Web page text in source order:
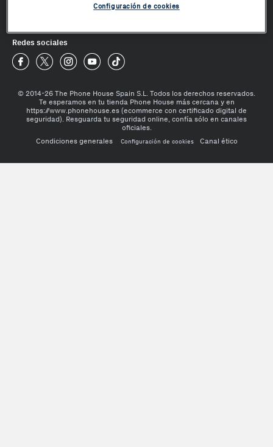
Redes sociales
Phone House Facebook
Phone House Twitter
Phone House Instagram
Phone House Youtube
© 2014-26 The Phone House Spain S.L. Todos los derechos reservados.
Te esperamos en tu tienda Phone House más cercana y en
https://www.phonehouse.es (ecommerce con certificado digital de
seguridad). Resguarda tu seguridad online, confía sólo en canales
oficiales.
Condiciones generales
Configuración de cookies Canal ético
Configuración de cookies